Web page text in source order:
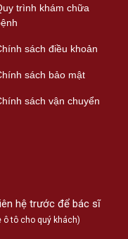
trình khám chữa
sách điều khoản
sách bảo mật
sách vận chuyển
hệ trước để bác sĩ
ô tô cho quý khách)